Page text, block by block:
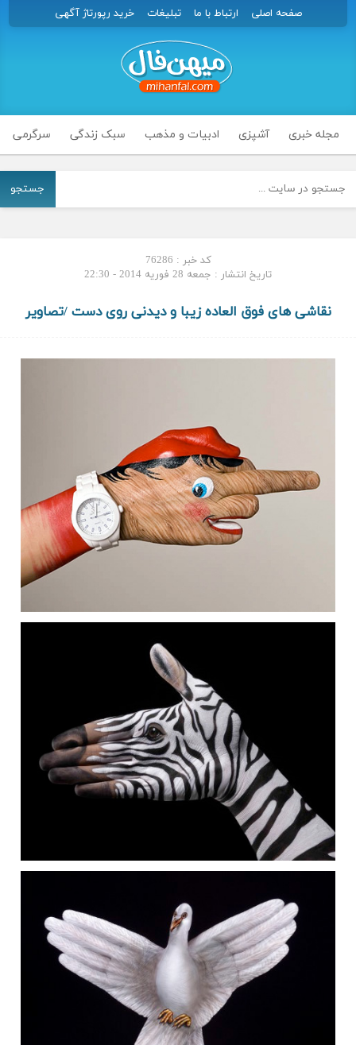
صفحه اصلی ارتباط با ما تبلیغات خرید رپورتاژ آگهی
مجله خبری آشپزی ادبیات و مذهب سبک زندگی سرگرمی
جستجو
کد خبر : 76286
تاریخ انتشار : جمعه 28 فوریه 2014 - 22:30
نقاشی های فوق العاده زیبا و دیدنی روی دست /تصاویر